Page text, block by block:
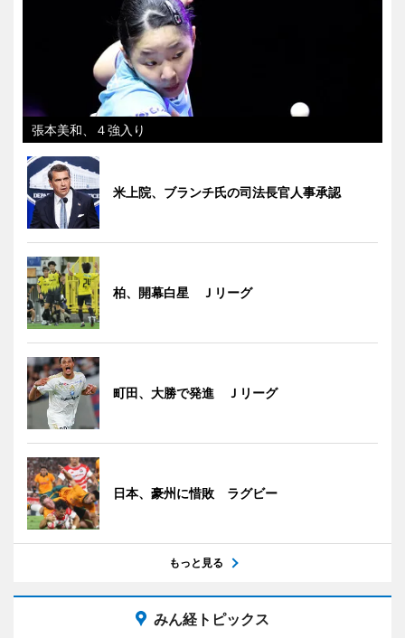
張本美和、４強入り
米上院、ブランチ氏の司法長官人事承認
柏、開幕白星 Ｊリーグ
町田、大勝で発進 Ｊリーグ
日本、豪州に惜敗 ラグビー
もっと見る
みん経トピックス